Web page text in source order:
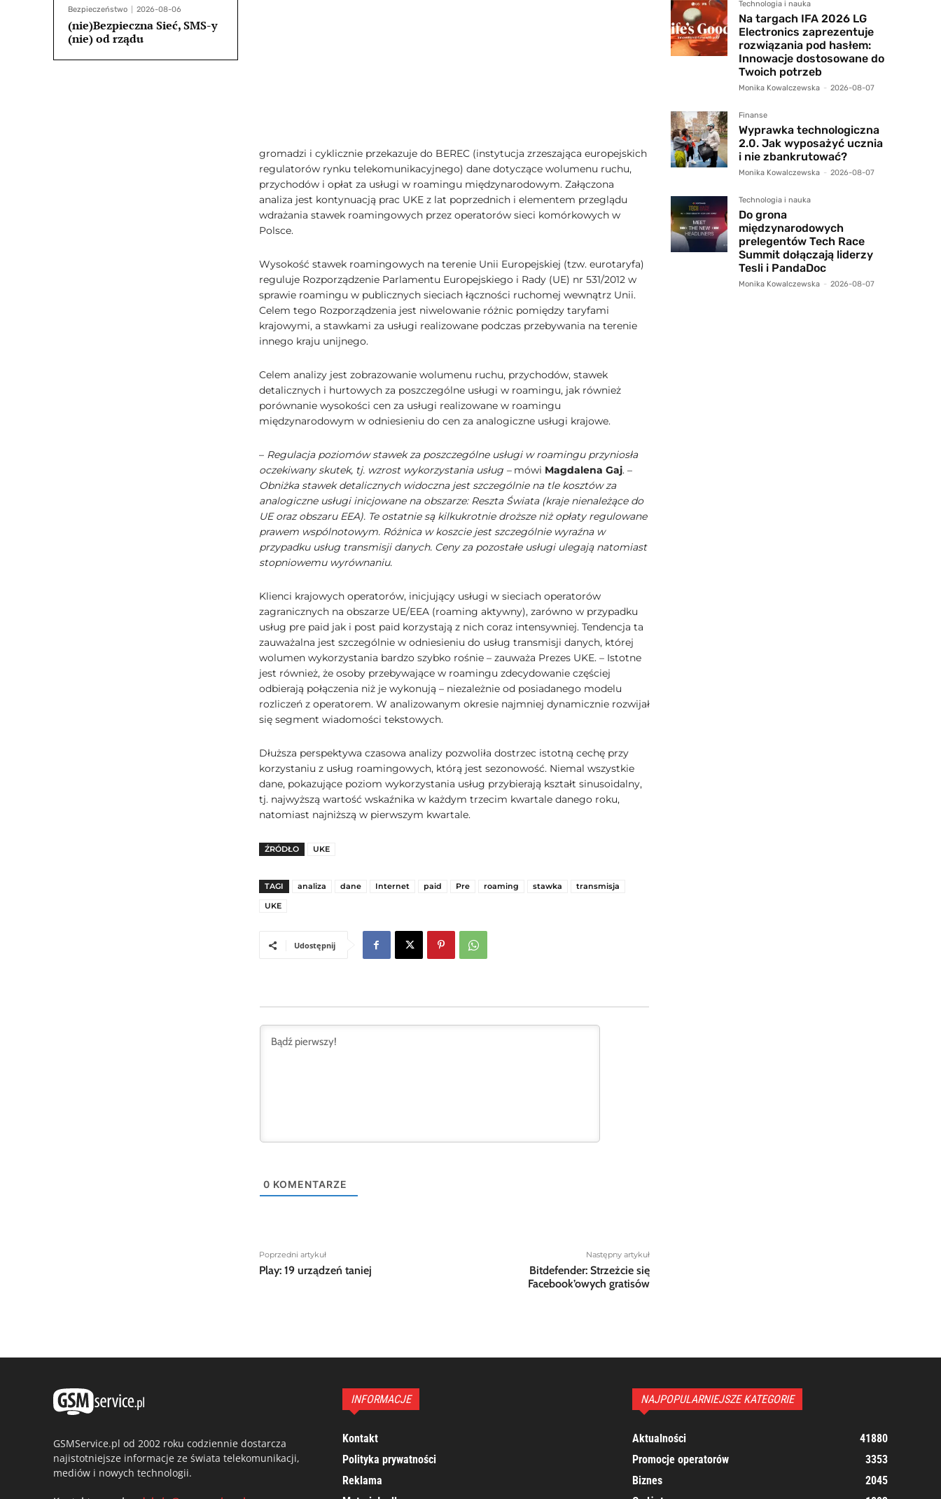
Bezpieczeństwo 2026-08-06
(nie)Bezpieczna Sieć, SMS-y
(nie) od rządu
gromadzi i cyklicznie przekazuje do BEREC (instytucja zrzeszająca europejskich
regulatorów rynku telekomunikacyjnego) dane dotyczące wolumenu ruchu,
przychodów i opłat za usługi w roamingu międzynarodowym. Załączona
analiza jest kontynuacją prac UKE z lat poprzednich i elementem przeglądu
wdrażania stawek roamingowych przez operatorów sieci komórkowych w
Polsce.
Wysokość stawek roamingowych na terenie Unii Europejskiej (tzw. eurotaryfa)
reguluje Rozporządzenie Parlamentu Europejskiego i Rady (UE) nr 531/2012 w
sprawie roamingu w publicznych sieciach łączności ruchomej wewnątrz Unii.
Celem tego Rozporządzenia jest niwelowanie różnic pomiędzy taryfami
krajowymi, a stawkami za usługi realizowane podczas przebywania na terenie
innego kraju unijnego.
Celem analizy jest zobrazowanie wolumenu ruchu, przychodów, stawek
detalicznych i hurtowych za poszczególne usługi w roamingu, jak również
porównanie wysokości cen za usługi realizowane w roamingu
międzynarodowym w odniesieniu do cen za analogiczne usługi krajowe.
–Regulacja poziomów stawek za poszczególne usługi w roamingu przyniosła
oczekiwany skutek, tj. wzrost wykorzystania usług –mówi Magdalena Gaj. –
Obniżka stawek detalicznych widoczna jest szczególnie na tle kosztów za
analogiczne usługi inicjowane na obszarze: Reszta Świata (kraje nienależące do
UE oraz obszaru EEA). Te ostatnie są kilkukrotnie droższe niż opłaty regulowane
prawem wspólnotowym. Różnica w koszcie jest szczególnie wyraźna w
przypadku usług transmisji danych. Ceny za pozostałe usługi ulegają natomiast
stopniowemu wyrównaniu.
Klienci krajowych operatorów, inicjujący usługi w sieciach operatorów
zagranicznych na obszarze UE/EEA (roaming aktywny), zarówno w przypadku
usług pre paid jak i post paid korzystają z nich coraz intensywniej. Tendencja ta
zauważalna jest szczególnie w odniesieniu do usług transmisji danych, której
wolumen wykorzystania bardzo szybko rośnie – zauważa Prezes UKE. – Istotne
jest również, że osoby przebywające w roamingu zdecydowanie częściej
odbierają połączenia niż je wykonują – niezależnie od posiadanego modelu
rozliczeń z operatorem. W analizowanym okresie najmniej dynamicznie rozwijał
się segment wiadomości tekstowych.
Dłuższa perspektywa czasowa analizy pozwoliła dostrzec istotną cechę przy
korzystaniu z usług roamingowych, którą jest sezonowość. Niemal wszystkie
dane, pokazujące poziom wykorzystania usług przybierają kształt sinusoidalny,
tj. najwyższą wartość wskaźnika w każdym trzecim kwartale danego roku,
natomiast najniższą w pierwszym kwartale.
ŹRÓDŁO UKE
TAGI analiza dane Internet paid Pre roaming stawka
transmisja
UKE
Udostępnij
0 KOMENTARZE
Poprzedni artykuł
Play: 19 urządzeń taniej
Następny artykuł
Bitdefender: Strzeżcie się
Facebook’owych gratisów
Technologia i nauka
Na targach IFA 2026 LG
Electronics zaprezentuje
rozwiązania pod hasłem:
Innowacje dostosowane do
Twoich potrzeb
Monika Kowalczewska - 2026-08-07
Finanse
Wyprawka technologiczna
2.0. Jak wyposażyć ucznia
i nie zbankrutować?
Monika Kowalczewska - 2026-08-07
Technologia i nauka
Do grona
międzynarodowych
prelegentów Tech Race
Summit dołączają liderzy
Tesli i PandaDoc
Monika Kowalczewska - 2026-08-07
GSMService.pl od 2002 roku codziennie dostarcza
najistotniejsze informacje ze świata telekomunikacji,
mediów i nowych technologii.
INFORMACJE
Kontakt
Polityka prywatności
Reklama
NAJPOPULARNIEJSZE KATEGORIE
Aktualności
41880
Promocje operatorów
3353
Biznes
2045